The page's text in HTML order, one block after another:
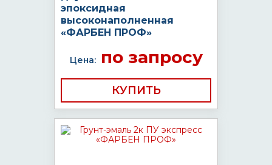
эпоксидная
высоконаполненная
«ФАРБЕН ПРОФ»
Цена:по запросу
КУПИТЬ